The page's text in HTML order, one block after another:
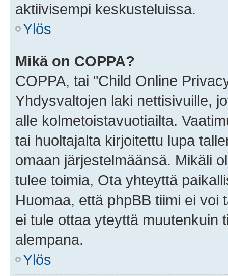
aktiivisempi keskusteluissa.
Ylös
Mikä on COPPA?
COPPA, tai "Child Online
Yhdysvaltojen laki nettisivuille,
alle kolmetoistavuotiailta.
tai huoltajalta kirjoitettu lupa
omaan järjestelmäänsä. Mikäli
tulee toimia, Ota yhteyttä
Huomaa, että phpBB tiimi ei
ei tule ottaa yteyttä muutenkuin
alempana.
Ylös